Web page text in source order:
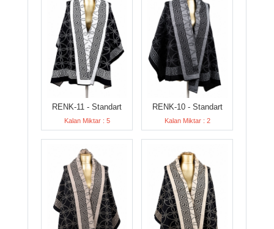
RENK-11 - Standart
Kalan Miktar : 5
RENK-10 - Standart
Kalan Miktar : 2